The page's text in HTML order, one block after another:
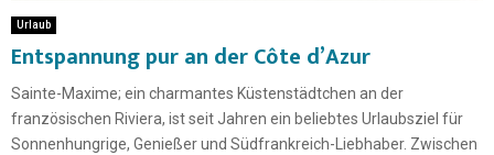
Urlaub
Entspannung pur an der Côte d’Azur
Sainte-Maxime; ein charmantes Küstenstädtchen an der
französischen Riviera, ist seit Jahren ein beliebtes Urlaubsziel für
Sonnenhungrige, Genießer und Südfrankreich-Liebhaber. Zwischen